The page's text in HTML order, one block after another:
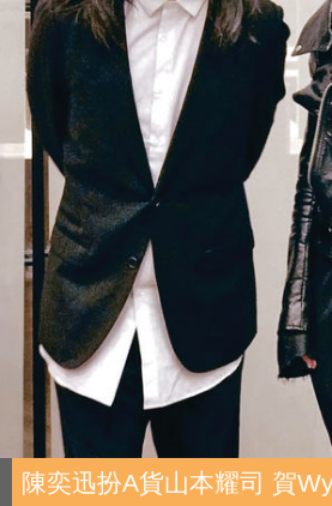
陳奕迅扮A貨山本耀司 賀